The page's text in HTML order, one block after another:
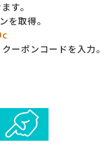
す。
を取得。
ンコードを入力。